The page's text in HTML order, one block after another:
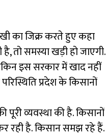
का जिक्र करते हुए कहा
तो समस्या खड़ी हो जाएगी.
इस सरकार में खाद नहीं
प्रदेश के किसानों
व्यवस्था की है. किसानों
रही है. किसान समझ रहे हैं.